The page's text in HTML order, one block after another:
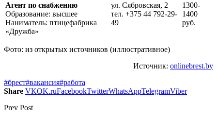
Агент по снабжению
Образование: высшее
Наниматель: птицефабрика
«Дружба»
ул. Сябровская, 2
тел. +375 44 792-29-
49
1300-
1400
руб.
Фото: из открытых источников (иллюстративное)
Источник: onlinebrest.by
#брест#вакансия#работа
Share VKOK.ruFacebookTwitterWhatsAppTelegramViber
Prev Post